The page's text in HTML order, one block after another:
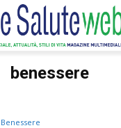
benessere
Benessere